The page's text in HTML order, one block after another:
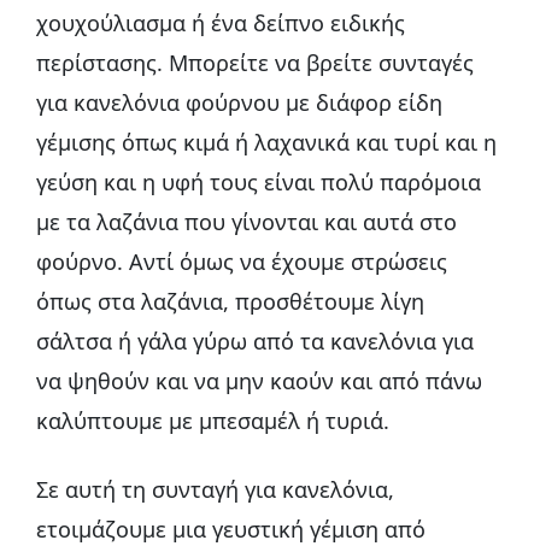
χουχούλιασμα ή ένα δείπνο ειδικής
περίστασης. Μπορείτε να βρείτε συνταγές
για κανελόνια φούρνου με διάφορ είδη
γέμισης όπως κιμά ή λαχανικά και τυρί και η
γεύση και η υφή τους είναι πολύ παρόμοια
με τα λαζάνια που γίνονται και αυτά στο
φούρνο. Αντί όμως να έχουμε στρώσεις
όπως στα λαζάνια, προσθέτουμε λίγη
σάλτσα ή γάλα γύρω από τα κανελόνια για
να ψηθούν και να μην καούν και από πάνω
καλύπτουμε με μπεσαμέλ ή τυριά.
Σε αυτή τη συνταγή για κανελόνια,
ετοιμάζουμε μια γευστική γέμιση από